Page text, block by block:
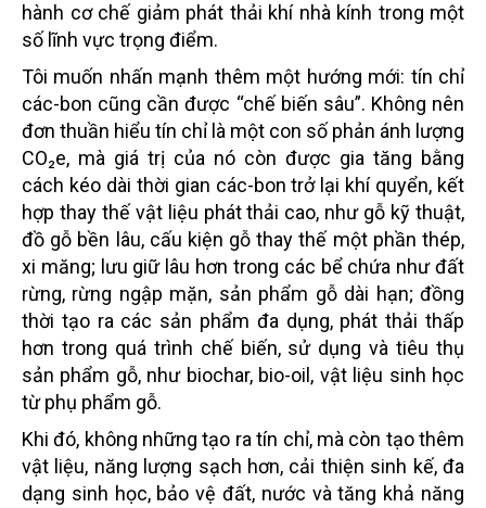
hành cơ chế giảm phát thải khí nhà kính trong một
số lĩnh vực trọng điểm.
Tôi muốn nhấn mạnh thêm một hướng mới: tín chỉ
các-bon cũng cần được “chế biến sâu”. Không nên
đơn thuần hiểu tín chỉ là một con số phản ánh lượng
CO₂e, mà giá trị của nó còn được gia tăng bằng
cách kéo dài thời gian các-bon trở lại khí quyển, kết
hợp thay thế vật liệu phát thải cao, như gỗ kỹ thuật,
đồ gỗ bền lâu, cấu kiện gỗ thay thế một phần thép,
xi măng; lưu giữ lâu hơn trong các bể chứa như đất
rừng, rừng ngập mặn, sản phẩm gỗ dài hạn; đồng
thời tạo ra các sản phẩm đa dụng, phát thải thấp
hơn trong quá trình chế biến, sử dụng và tiêu thụ
sản phẩm gỗ, như biochar, bio-oil, vật liệu sinh học
từ phụ phẩm gỗ.
Khi đó, không những tạo ra tín chỉ, mà còn tạo thêm
vật liệu, năng lượng sạch hơn, cải thiện sinh kế, đa
dạng sinh học, bảo vệ đất, nước và tăng khả năng